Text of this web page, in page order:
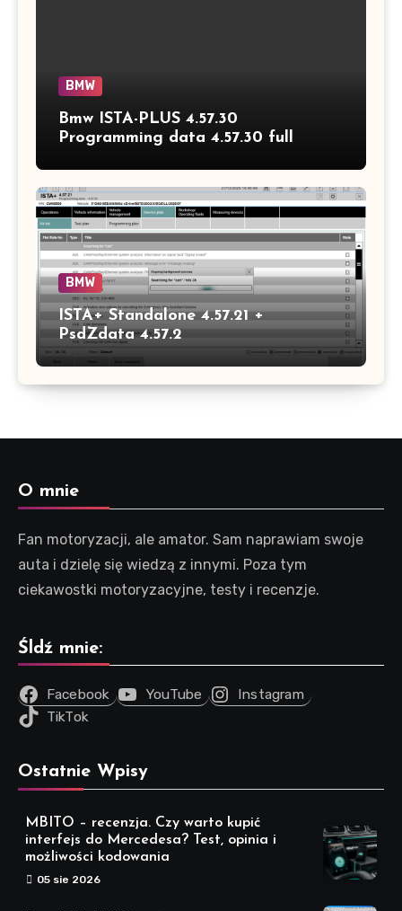
BMW
Bmw ISTA-PLUS 4.57.30
Programming data 4.57.30 full
BMW
ISTA+ Standalone 4.57.21 +
PsdZdata 4.57.2
O mnie
Fan motoryzacji, ale amator. Sam naprawiam swoje
auta i dzielę się wiedzą z innymi. Poza tym
ciekawostki motoryzacyjne, testy i recenzje.
Śldź mnie:
Facebook YouTube
Instagram
TikTok
Ostatnie Wpisy
MBITO – recenzja. Czy warto kupić
interfejs do Mercedesa? Test, opinia i
możliwości kodowania
05 sie 2026